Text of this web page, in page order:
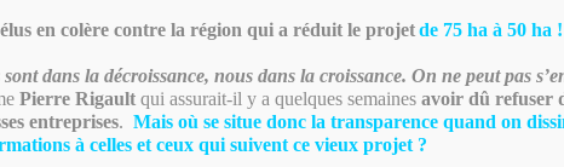
en colère contre la région qui a réduit le projetde 75 ha à 50 ha !
sont dans la décroissance, nous dans la croissance. On ne peut pas
Pierre Rigault qui assurait-il y a quelques semaines avoir dû refuser
entreprises. Mais où se situe donc la transparence quand on
à celles et ceux qui suivent ce vieux projet ?